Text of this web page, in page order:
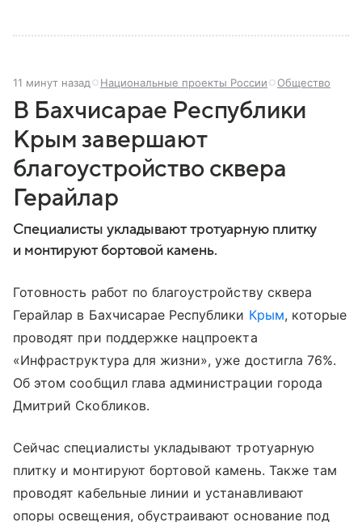
11 минут назад Национальные проекты России Общество
В Бахчисарае Республики
Крым завершают
благоустройство сквера
Герайлар
Специалисты укладывают тротуарную плитку
и монтируют бортовой камень.
Готовность работ по благоустройству сквера
Герайлар в Бахчисарае Республики Крым, которые
проводят при поддержке нацпроекта
«Инфраструктура для жизни», уже достигла 76%.
Об этом сообщил глава администрации города
Дмитрий Скобликов.
Сейчас специалисты укладывают тротуарную
плитку и монтируют бортовой камень. Также там
проводят кабельные линии и устанавливают
опоры освещения, обустраивают основание под